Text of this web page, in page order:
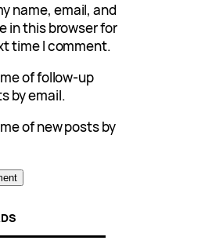
name, email, and
in this browser for
time I comment.
of follow-up
by email.
of new posts by